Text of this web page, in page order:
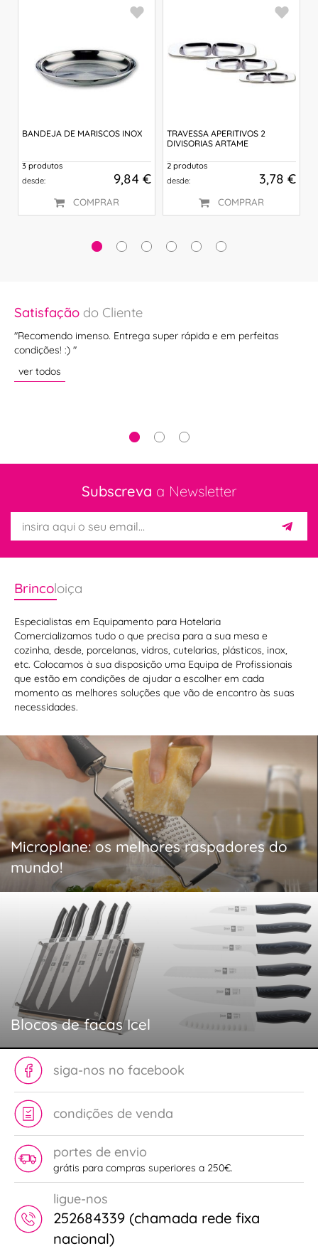
BANDEJA DE MARISCOS INOX
3 produtos
desde:
9,84 €
COMPRAR
TRAVESSA APERITIVOS 2
DIVISORIAS ARTAME
2 produtos
desde:
3,78 €
COMPRAR
Satisfação do Cliente
"Recomendo imenso. Entrega super rápida e em perfeitas
condições! :) "
ver todos
Subscreva a Newsletter
Brincoloiça
Especialistas em Equipamento para Hotelaria
Comercializamos tudo o que precisa para a sua mesa e
cozinha, desde, porcelanas, vidros, cutelarias, plásticos, inox,
etc. Colocamos à sua disposição uma Equipa de Profissionais
que estão em condições de ajudar a escolher em cada
momento as melhores soluções que vão de encontro às suas
necessidades.
Microplane: os melhores raspadores do
mundo!
Blocos de facas Icel
siga-nos no facebook
condições de venda
portes de envio
grátis para compras superiores a 250€.
ligue-nos
252684339 (chamada rede fixa
nacional)